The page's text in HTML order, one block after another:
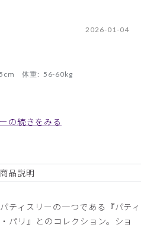
2026-01-04
体重: 56-60kg
の続きをみる
商品説明
ティスリーの一つである『パティ
パリ』とのコレクション。ショ